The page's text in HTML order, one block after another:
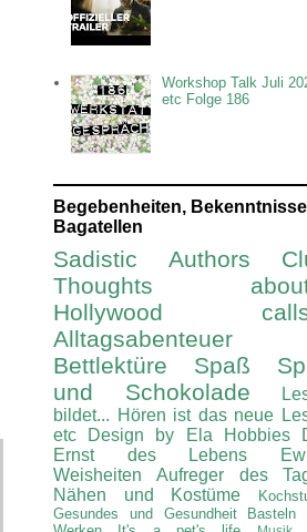
Workshop Talk Juli
etc Folge 186
Begebenheiten,
Bagatellen
Sadistic Authors
Thoughts
Hollywood
Alltagsabenteuer
Bettlektüre
Spaß
und Schokolade
bildet... Hören ist das neue
etc
Design by Ela Hobbies
Ernst des Lebens
Weisheiten
Aufreger des
Nähen und Kostüme
Gesundes und Gesundheit
Basteln